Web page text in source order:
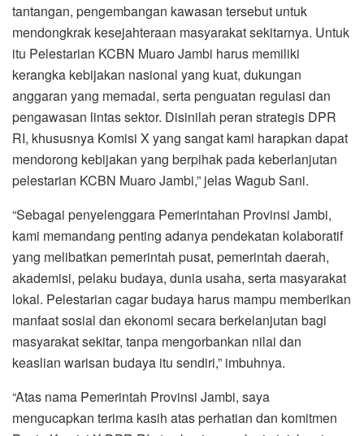
tantangan, pengembangan kawasan tersebut untuk
mendongkrak kesejahteraan masyarakat sekitarnya. Untuk
itu Pelestarian KCBN Muaro Jambi harus memiliki
kerangka kebijakan nasional yang kuat, dukungan
anggaran yang memadai, serta penguatan regulasi dan
pengawasan lintas sektor. Disinilah peran strategis DPR
RI, khususnya Komisi X yang sangat kami harapkan dapat
mendorong kebijakan yang berpihak pada keberlanjutan
pelestarian KCBN Muaro Jambi,” jelas Wagub Sani.
“Sebagai penyelenggara Pemerintahan Provinsi Jambi,
kami memandang penting adanya pendekatan kolaboratif
yang melibatkan pemerintah pusat, pemerintah daerah,
akademisi, pelaku budaya, dunia usaha, serta masyarakat
lokal. Pelestarian cagar budaya harus mampu memberikan
manfaat sosial dan ekonomi secara berkelanjutan bagi
masyarakat sekitar, tanpa mengorbankan nilai dan
keaslian warisan budaya itu sendiri,” imbuhnya.
“Atas nama Pemerintah Provinsi Jambi, saya
mengucapkan terima kasih atas perhatian dan komitmen